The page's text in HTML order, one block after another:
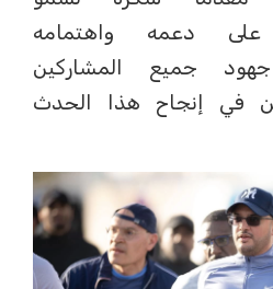
دعمه واهتمامه
جهود جميع المشاركين
في إنجاح هذا الحدث